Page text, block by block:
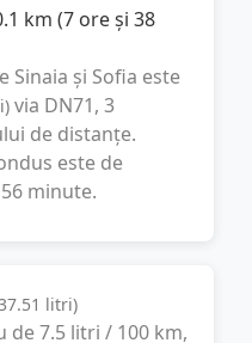
km (7 ore și 38
Sinaia și Sofia este
) via DN71, 3
de distanțe.
este de
minute.
litri)
de7.5 litri / 100 km,